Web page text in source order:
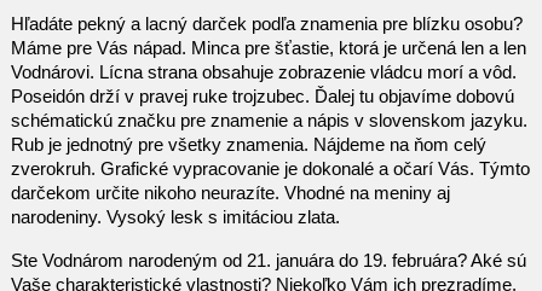
Hľadáte pekný a lacný darček podľa znamenia pre blízku osobu?
Máme pre Vás nápad. Minca pre šťastie, ktorá je určená len a len
Vodnárovi. Lícna strana obsahuje zobrazenie vládcu morí a vôd.
Poseidón drží v pravej ruke trojzubec. Ďalej tu objavíme dobovú
schématickú značku pre znamenie a nápis v slovenskom jazyku.
Rub je jednotný pre všetky znamenia. Nájdeme na ňom celý
zverokruh. Grafické vypracovanie je dokonalé a očarí Vás. Týmto
darčekom určite nikoho neurazíte. Vhodné na meniny aj
narodeniny. Vysoký lesk s imitáciou zlata.
Ste Vodnárom narodeným od 21. januára do 19. februára? Aké sú
Vaše charakteristické vlastnosti? Niekoľko Vám ich prezradíme.